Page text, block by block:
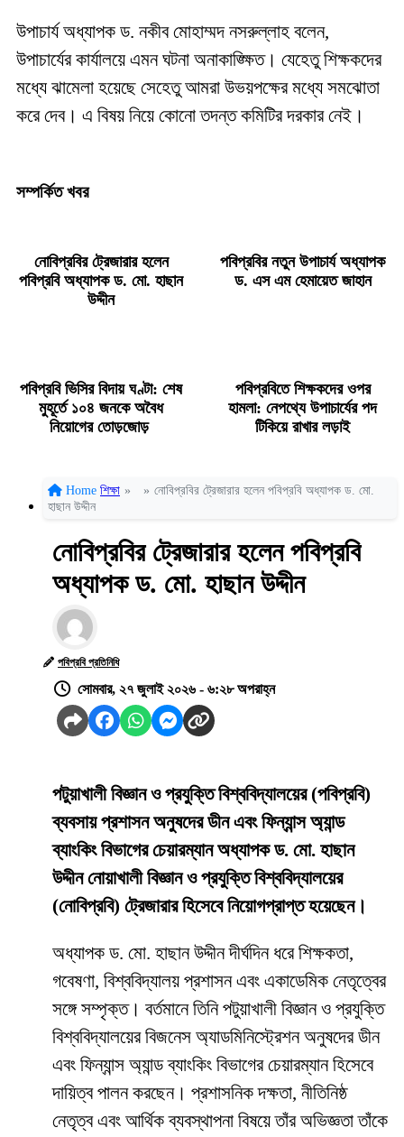
উপাচার্য অধ্যাপক ড. নকীব মোহাম্মদ নসরুল্লাহ বলেন,
উপাচার্যের কার্যালয়ে এমন ঘটনা অনাকাঙ্ক্ষিত। যেহেতু শিক্ষকদের
মধ্যে ঝামেলা হয়েছে সেহেতু আমরা উভয়পক্ষের মধ্যে সমঝোতা
করে দেব। এ বিষয় নিয়ে কোনো তদন্ত কমিটির দরকার নেই।
সম্পর্কিত খবর
নোবিপ্রবির ট্রেজারার হলেন
পবিপ্রবি অধ্যাপক ড. মো. হাছান
উদ্দীন
পবিপ্রবির নতুন উপাচার্য অধ্যাপক
ড. এস এম হেমায়েত জাহান
পবিপ্রবি ভিসির বিদায় ঘণ্টা: শেষ
মুহূর্তে ১০৪ জনকে অবৈধ
নিয়োগের তোড়জোড়
পবিপ্রবিতে শিক্ষকদের ওপর
হামলা: নেপথ্যে উপাচার্যের পদ
টিকিয়ে রাখার লড়াই
Home শিক্ষা » » নোবিপ্রবির ট্রেজারার হলেন পবিপ্রবি অধ্যাপক ড. মো.
হাছান উদ্দীন
নোবিপ্রবির ট্রেজারার হলেন পবিপ্রবি
অধ্যাপক ড. মো. হাছান উদ্দীন
পবিপ্রবি প্রতিনিধি
সোমবার, ২৭ জুলাই ২০২৬ - ৬:২৮ অপরাহ্ন
পটুয়াখালী বিজ্ঞান ও প্রযুক্তি বিশ্ববিদ্যালয়ের (পবিপ্রবি)
ব্যবসায় প্রশাসন অনুষদের ডীন এবং ফিন্যান্স অ্যান্ড
ব্যাংকিং বিভাগের চেয়ারম্যান অধ্যাপক ড. মো. হাছান
উদ্দীন নোয়াখালী বিজ্ঞান ও প্রযুক্তি বিশ্ববিদ্যালয়ের
(নোবিপ্রবি) ট্রেজারার হিসেবে নিয়োগপ্রাপ্ত হয়েছেন।
অধ্যাপক ড. মো. হাছান উদ্দীন দীর্ঘদিন ধরে শিক্ষকতা,
গবেষণা, বিশ্ববিদ্যালয় প্রশাসন এবং একাডেমিক নেতৃত্বের
সঙ্গে সম্পৃক্ত। বর্তমানে তিনি পটুয়াখালী বিজ্ঞান ও প্রযুক্তি
বিশ্ববিদ্যালয়ের বিজনেস অ্যাডমিনিস্ট্রেশন অনুষদের ডীন
এবং ফিন্যান্স অ্যান্ড ব্যাংকিং বিভাগের চেয়ারম্যান হিসেবে
দায়িত্ব পালন করছেন। প্রশাসনিক দক্ষতা, নীতিনিষ্ঠ
নেতৃত্ব এবং আর্থিক ব্যবস্থাপনা বিষয়ে তাঁর অভিজ্ঞতা তাঁকে